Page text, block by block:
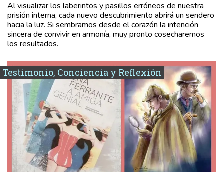
Al visualizar los laberintos y pasillos erróneos de nuestra
prisión interna, cada nuevo descubrimiento abrirá un sendero
hacia la luz. Si sembramos desde el corazón la intención
sincera de convivir en armonía, muy pronto cosecharemos
los resultados.
Testimonio, Conciencia y Reflexión